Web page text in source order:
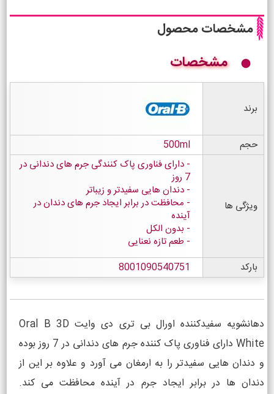
مشخصات محصول
مشخصات
برند
حجم 500ml
ویژگی ها
دارای فناوری پاک کنندگی جرم های دندانی در
7 روز
دندان هایی سفیدتر و زیباتر
محافظت در برابر ایجاد جرم های دندان در
آینده
بدون الکل
طعم تازه نعنایی
بارکد
8001090540751
دهانشویه سفیدکننده اورال بی تری دی وایت Oral B 3D
White دارای فناوری پاک کننده جرم های دندانی در 7 روز بوده
و دندان هایی سفیدتر را به ارمغان می آورد و علاوه بر این از
دندان ها در برابر ایجاد جرم در آینده محافظت می کند.